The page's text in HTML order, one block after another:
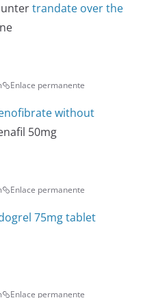
trandate over the
Enlace permanente
without
50mg
Enlace permanente
75mg tablet
Enlace permanente